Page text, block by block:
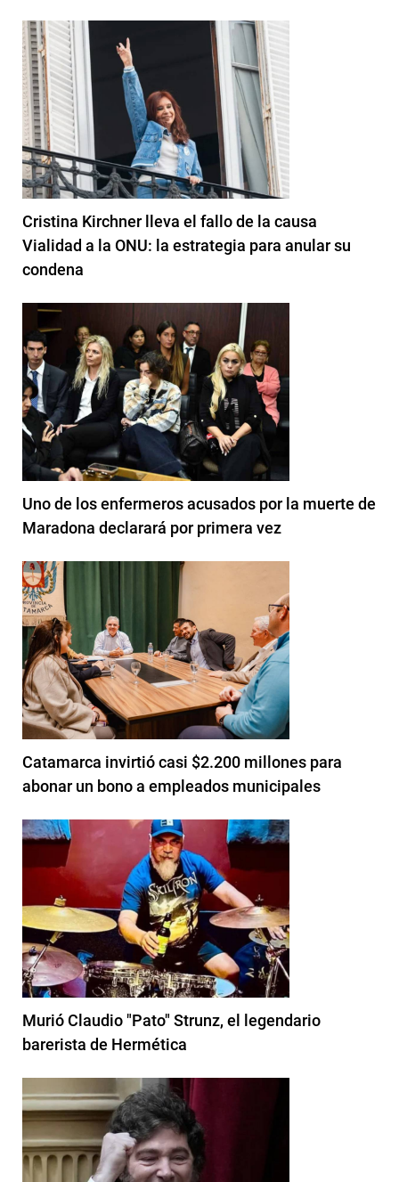
Cristina Kirchner lleva el fallo de la causa
Vialidad a la ONU: la estrategia para anular su
condena
Uno de los enfermeros acusados por la muerte de
Maradona declarará por primera vez
Catamarca invirtió casi $2.200 millones para
abonar un bono a empleados municipales
Murió Claudio "Pato" Strunz, el legendario
barerista de Hermética